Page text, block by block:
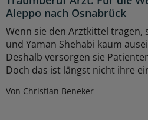
Aleppo nach Osnabrück
Wenn sie den Arztkittel tragen,
und Yaman Shehabi kaum
Deshalb versorgen sie
Doch das ist längst nicht ihre
Von Christian Beneker